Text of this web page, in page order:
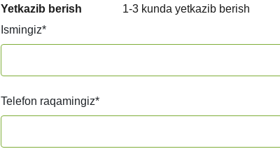
Yetkazib berish
1-3 kunda yetkazib berish
Ismingiz*
Telefon raqamingiz*